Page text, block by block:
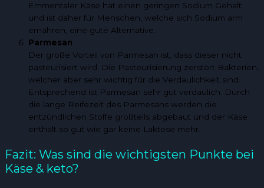
Emmentaler Käse hat einen geringen Sodium Gehalt
und ist daher für Menschen, welche sich Sodium arm
ernähren, eine gute Alternative.
Parmesan
Der große Vorteil von Parmesan ist, dass dieser nicht
pasteurisiert wird. Die Pasteurisierung zerstört Bakterien,
welcher aber sehr wichtig für die Verdaulichkeit sind.
Entsprechend ist Parmesan sehr gut verdaulich. Durch
die lange Reifezeit des Parmesans werden die
entzündlichen Stoffe großteils abgebaut und der Käse
enthält so gut wie gar keine Laktose mehr.
Fazit: Was sind die wichtigsten Punkte bei
Käse & keto?